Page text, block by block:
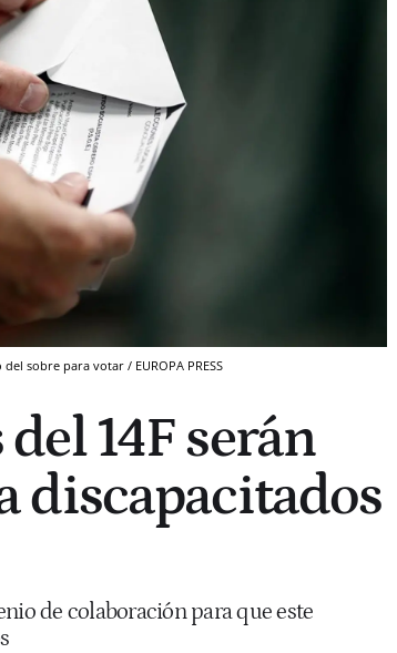
sobre para votar / EUROPA PRESS
14F serán
discapacitados
de colaboración para que este